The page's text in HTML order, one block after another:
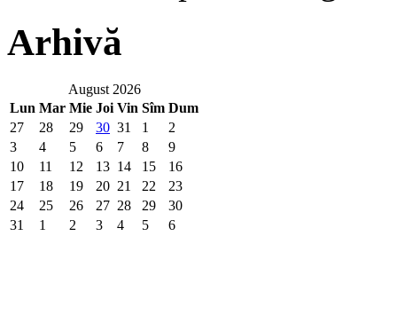
Arhivă
August 2026
Lun Mar Mie Joi Vin Sîm Dum
27
28 29 30 31 1
2
3
4 5 6 7 8
9
10
11 12 13 14 15
16
17
18 19 20 21 22
23
24
25 26 27 28 29
30
31
1 2 3 4 5 6